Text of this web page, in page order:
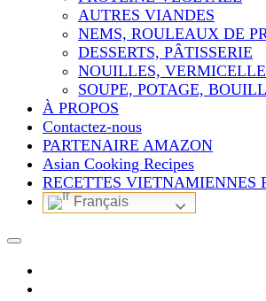
AUTRES VIANDES
NEMS, ROULEAUX DE
DESSERTS, PÂTISSERIE
NOUILLES,
SOUPE, POTAGE,
À PROPOS
Contactez-nous
PARTENAIRE AMAZON
Asian Cooking Recipes
RECETTES VIETNAMIENNES
Français